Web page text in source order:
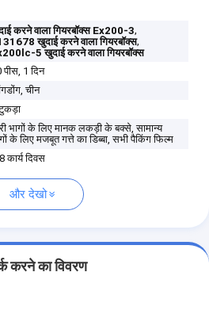
करने वाला गियरबॉक्स Ex200-3,
खुदाई करने वाला गियरबॉक्स,
5 खुदाई करने वाला गियरबॉक्स
पीस, 1 दिन
चीन
भागों के लिए मानक लकड़ी के बक्से, सामान्य
के लिए मजबूत गत्ते का डिब्बा, सभी पैकिंग फिल्म
कार्य दिवस
और देखो
करने का विवरण